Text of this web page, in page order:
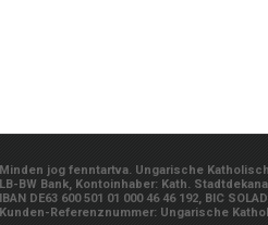
Minden jog fenntartva. Ungarische
LB-BW Bank, Kontoinhaber: Kath.
IBAN DE63 600 501 01 000 46 46 192, BIC
Kunden-Referenznummer: Ungarische